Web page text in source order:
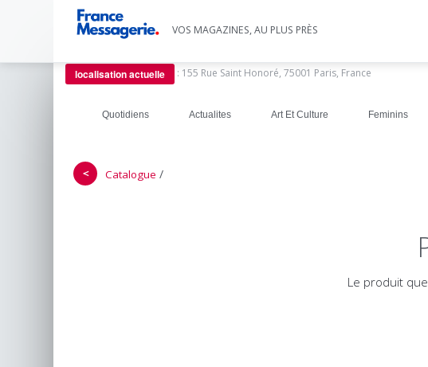
VOS MAGAZINES, AU PLUS PRÈS
localisation actuelle : 155 Rue Saint Honoré, 75001 Paris, France
Quotidiens Actualites Art Et Culture Feminins
＜ Catalogue /
Le produit